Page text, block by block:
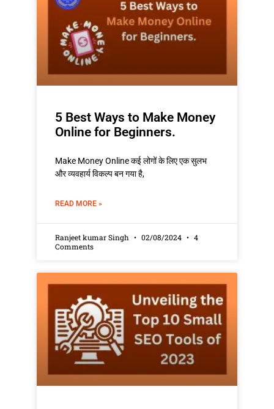
5 Best Ways to Make Money
Online for Beginners.
Make Money Online कई लोगों के लिए एक सुलभ
और व्यवहार्य विकल्प बन गया है,
READ MORE »
Ranjeet kumar Singh 02/08/2024
4
Comments